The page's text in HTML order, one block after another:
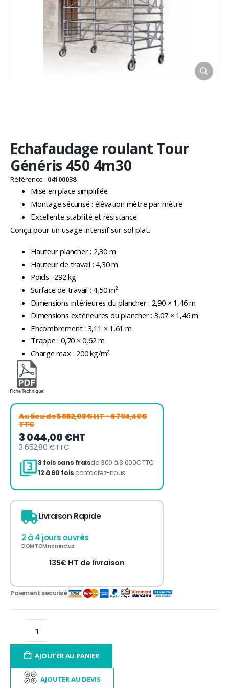
au
début
de
la
Galerie
Echafaudage roulant Tour
Généris 450 4m30
Référence : 04100038
Mise en place simplifiée
Montage sécurisé : élévation mètre par mètre
Excellente stabilité et résistance
Conçu pour un usage intensif sur sol plat.
Hauteur plancher : 2,30 m
Hauteur de travail : 4,30 m
Poids : 292 kg
Surface de travail : 4,50 m²
Dimensions intérieures du plancher : 2,90 × 1,46 m
Dimensions extérieures du plancher : 3,07 × 1,46 m
Encombrement : 3,11 × 1,61 m
Trappe : 0,70 × 0,62 m
Charge max : 200 kg/m²
Au lieu de5 662,00€ HT- 6 794,40€
TTC
3 044,00 €HT
3 652,80 €TTC
3 fois sans frais
12 à 60 fois
Livraison Rapide
2 à 4 jours ouvrés
DOM TOM non inclus
135€ HT de livraison
AJOUTER AU PANIER
AJOUTER AU DEVIS